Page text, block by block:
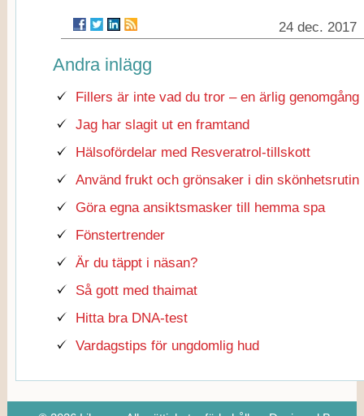
24 dec. 2017
Andra inlägg
Fillers är inte vad du tror – en ärlig genomgång
Jag har slagit ut en framtand
Hälsofördelar med Resveratrol-tillskott
Använd frukt och grönsaker i din skönhetsrutin
Göra egna ansiktsmasker till hemma spa
Fönstertrender
Är du täppt i näsan?
Så gott med thaimat
Hitta bra DNA-test
Vardagstips för ungdomlig hud